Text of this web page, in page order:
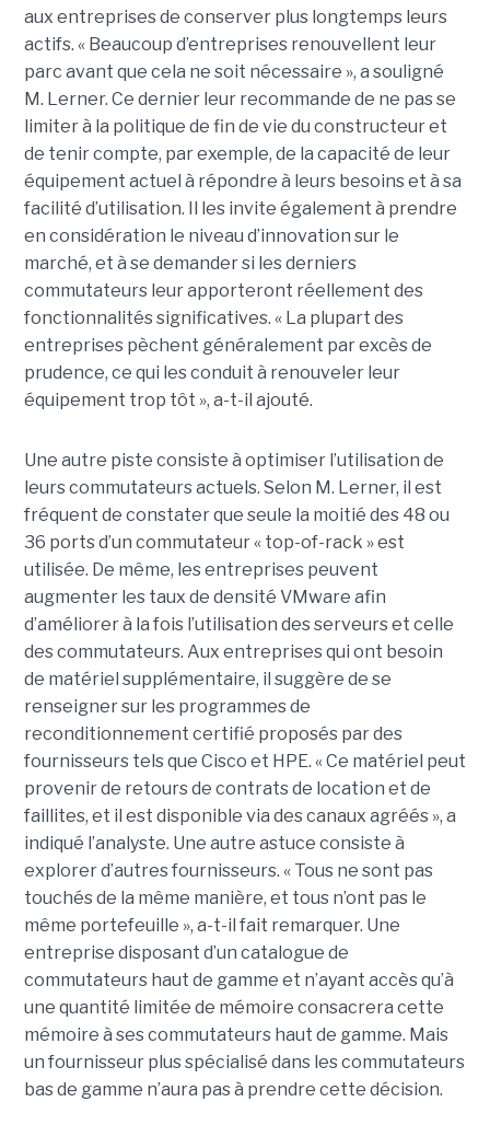
aux entreprises de conserver plus longtemps leurs
actifs. « Beaucoup d’entreprises renouvellent leur
parc avant que cela ne soit nécessaire », a souligné
M. Lerner. Ce dernier leur recommande de ne pas se
limiter à la politique de fin de vie du constructeur et
de tenir compte, par exemple, de la capacité de leur
équipement actuel à répondre à leurs besoins et à sa
facilité d’utilisation. Il les invite également à prendre
en considération le niveau d’innovation sur le
marché, et à se demander si les derniers
commutateurs leur apporteront réellement des
fonctionnalités significatives. « La plupart des
entreprises pèchent généralement par excès de
prudence, ce qui les conduit à renouveler leur
équipement trop tôt », a-t-il ajouté.
Une autre piste consiste à optimiser l’utilisation de
leurs commutateurs actuels. Selon M. Lerner, il est
fréquent de constater que seule la moitié des 48 ou
36 ports d’un commutateur « top-of-rack » est
utilisée. De même, les entreprises peuvent
augmenter les taux de densité VMware afin
d’améliorer à la fois l’utilisation des serveurs et celle
des commutateurs. Aux entreprises qui ont besoin
de matériel supplémentaire, il suggère de se
renseigner sur les programmes de
reconditionnement certifié proposés par des
fournisseurs tels que Cisco et HPE. « Ce matériel peut
provenir de retours de contrats de location et de
faillites, et il est disponible via des canaux agréés », a
indiqué l’analyste. Une autre astuce consiste à
explorer d’autres fournisseurs. « Tous ne sont pas
touchés de la même manière, et tous n’ont pas le
même portefeuille », a-t-il fait remarquer. Une
entreprise disposant d’un catalogue de
commutateurs haut de gamme et n’ayant accès qu’à
une quantité limitée de mémoire consacrera cette
mémoire à ses commutateurs haut de gamme. Mais
un fournisseur plus spécialisé dans les commutateurs
bas de gamme n’aura pas à prendre cette décision.